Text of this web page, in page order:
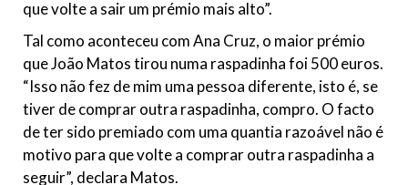
que volte a sair um prémio mais alto”.
Tal como aconteceu com Ana Cruz, o maior prémio
que João Matos tirou numa raspadinha foi 500 euros.
“Isso não fez de mim uma pessoa diferente, isto é, se
tiver de comprar outra raspadinha, compro. O facto
de ter sido premiado com uma quantia razoável não é
motivo para que volte a comprar outra raspadinha a
seguir”, declara Matos.